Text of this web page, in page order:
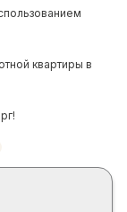
квартиры в